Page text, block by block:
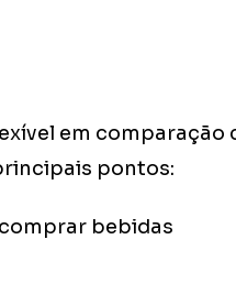
em comparação
pontos:
bebidas